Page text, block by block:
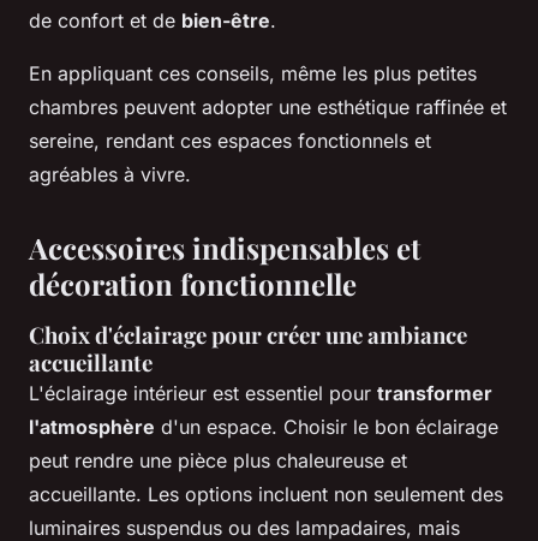
de confort et de bien-être.
En appliquant ces conseils, même les plus petites
chambres peuvent adopter une esthétique raffinée et
sereine, rendant ces espaces fonctionnels et
agréables à vivre.
Accessoires indispensables et
décoration fonctionnelle
Choix d'éclairage pour créer une ambiance
accueillante
L'éclairage intérieur est essentiel pour transformer
l'atmosphère d'un espace. Choisir le bon éclairage
peut rendre une pièce plus chaleureuse et
accueillante. Les options incluent non seulement des
luminaires suspendus ou des lampadaires, mais